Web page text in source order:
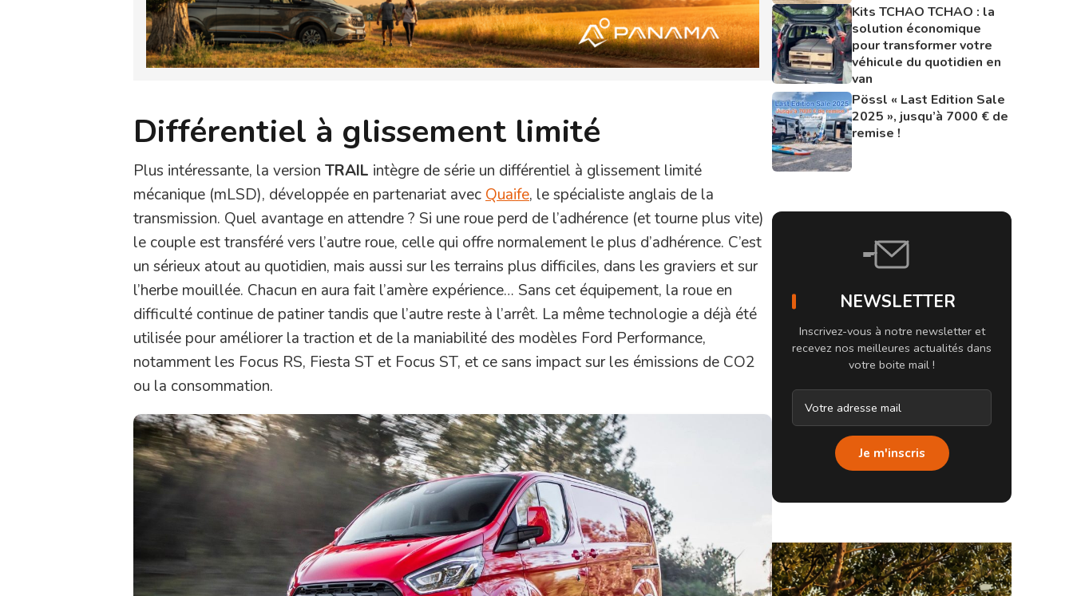
Différentiel à glissement limité
Plus intéressante, la version TRAIL intègre de série un différentiel à glissement limité
mécanique (mLSD), développée en partenariat avecQuaife, le spécialiste anglais de la
transmission. Quel avantage en attendre ? Si une roue perd de l’adhérence (et tourne plus vite)
le couple est transféré vers l’autre roue, celle qui offre normalement le plus d’adhérence. C’est
un sérieux atout au quotidien, mais aussi sur les terrains plus difficiles, dans les graviers et sur
l’herbe mouillée. Chacun en aura fait l’amère expérience… Sans cet équipement, la roue en
difficulté continue de patiner tandis que l’autre reste à l’arrêt. La même technologie a déjà été
utilisée pour améliorer la traction et de la maniabilité des modèles Ford Performance,
notamment les Focus RS, Fiesta ST et Focus ST, et ce sans impact sur les émissions de CO2
ou la consommation.
Kits TCHAO TCHAO : la
solution économique
pour transformer votre
véhicule du quotidien en
van
Pössl « Last Edition Sale
2025 », jusqu’à 7000 € de
remise !
NEWSLETTER
Inscrivez-vous à notre newsletter et
recevez nos meilleures actualités dans
votre boite mail !
Je m'inscris